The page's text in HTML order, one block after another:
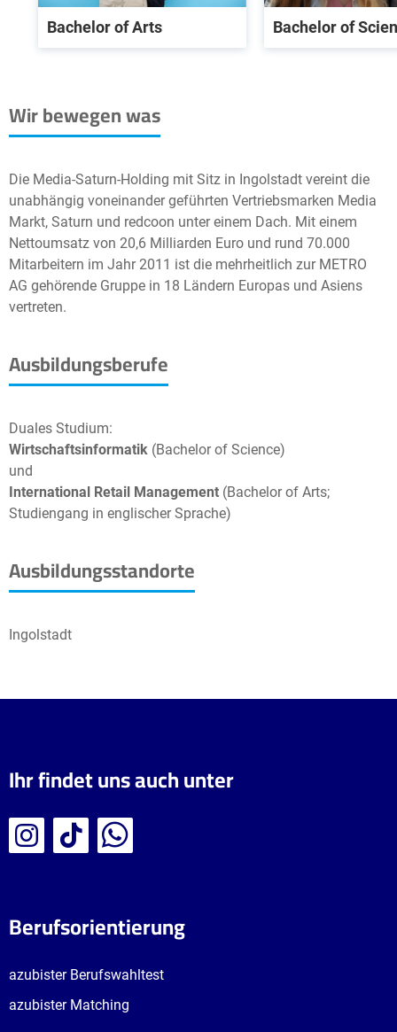
Bachelor of Arts Bachelor of
Wir bewegen was
Die Media-Saturn-Holding mit Sitz in Ingolstadt vereint die
unabhängig voneinander geführten Vertriebsmarken Media
Markt, Saturn und redcoon unter einem Dach. Mit einem
Nettoumsatz von 20,6 Milliarden Euro und rund 70.000
Mitarbeitern im Jahr 2011 ist die mehrheitlich zur METRO
AG gehörende Gruppe in 18 Ländern Europas und Asiens
vertreten.
Ausbildungsberufe
Duales Studium:
Wirtschaftsinformatik (Bachelor of Science)
und
International Retail Management (Bachelor of Arts;
Studiengang in englischer Sprache)
Ausbildungsstandorte
Ingolstadt
Ihr findet uns auch unter
Berufsorientierung
azubister Berufswahltest
azubister Matching